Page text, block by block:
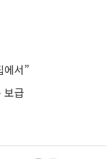
에서”
보급